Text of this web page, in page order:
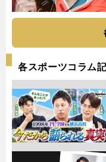
各スポーツコラム